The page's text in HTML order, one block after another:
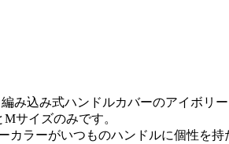
み込み式ハンドルカバーのアイボリ
サイズのみです。
カラーがいつものハンドルに個性を持